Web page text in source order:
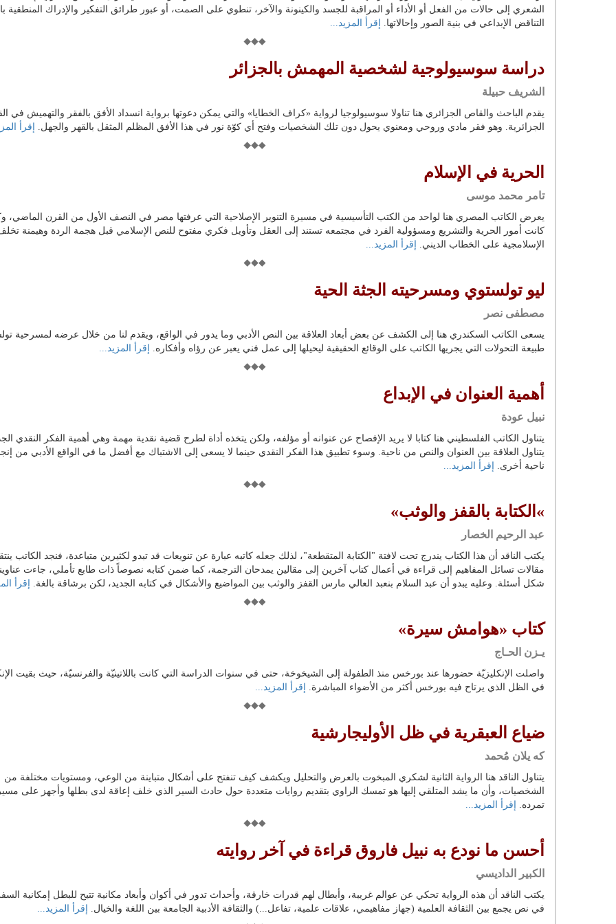
الشعري إلى حالات من الفعل أو الأداء أو المراقبة للجسد والكينونة والآخر، تنطوي على الصمت، أو عبور طرائق التفكير والإدراك المنطقية
التناقض الإبداعي في بنية الصور وإحالاتها.
إقرأ المزيد...
دراسة سوسيولوجية لشخصية المهمش بالجزائر
الشريف حبيلة
يقدم الباحث والقاص الجزائري هنا تناولا سوسيولوجيا لرواية «كراف الخطايا» والتي يمكن دعوتها برواية انسداد الأفق بالفقر والتهميش في
الجزائرية. وهو فقر مادي وروحي ومعنوي يحول دون تلك الشخصيات وفتح أي كوّة نور في هذا الأفق المظلم المثقل بالقهر والجهل.
إقرأ
الحرية في الإسلام
تامر محمد موسى
يعرض الكاتب المصري هنا لواحد من الكتب التأسيسية في مسيرة التنوير الإصلاحية التي عرفتها مصر في النصف الأول من القرن الماضي،
كانت أمور الحرية والتشريع ومسؤولية الفرد في مجتمعه تستند إلى العقل وتأويل فكري مفتوح للنص الإسلامي قبل هجمة الردة وهيمنة
الإسلامجية على الخطاب الديني.
إقرأ المزيد...
ليو تولستوي ومسرحيته الجثة الحية
مصطفى نصر
يسعى الكاتب السكندري هنا إلى الكشف عن بعض أبعاد العلاقة بين النص الأدبي وما يدور في الواقع، ويقدم لنا من خلال عرضه لمسرحية
طبيعة التحولات التي يجريها الكاتب على الوقائع الحقيقية ليحيلها إلى عمل فني يعبر عن رؤاه وأفكاره.
إقرأ المزيد...
أهمية العنوان في الإبداع
نبيل عودة
يتناول الكاتب الفلسطيني هنا كتابا لا يريد الإفصاح عن عنوانه أو مؤلفه، ولكن يتخذه أداة لطرح قضية نقدية مهمة وهي أهمية الفكر النقدي
يتناول العلاقة بين العنوان والنص من ناحية. وسوء تطبيق هذا الفكر النقدي حينما لا يسعى إلى الاشتباك مع أفضل ما في الواقع الأدبي من
ناحية أخرى.
إقرأ المزيد...
»الكتابة بالقفز والوثب»
عبد الرحيم الخصار
يكتب الناقد أن هذا الكتاب يندرج تحت لافتة "الكتابة المتقطعة"، لذلك جعله كاتبه عبارة عن تنويعات قد تبدو لكثيرين متباعدة، فنجد الكاتب
مقالات تسائل المفاهيم إلى قراءة في أعمال كتاب آخرين إلى مقالين يمدحان الترجمة، كما ضمن كتابه نصوصاً ذات طابع تأملي، جاءت
شكل أسئلة. وعليه يبدو أن عبد السلام بنعبد العالي مارس القفز والوثب بين المواضيع والأشكال في كتابه الجديد، لكن برشاقة بالغة.
إقرأ
كتاب «هوامش سيرة»
يـزن الحـاج
واصلت الإنكليزيّة حضورها عند بورخس منذ الطفولة إلى الشيخوخة، حتى في سنوات الدراسة التي كانت باللاتينيّة والفرنسيّة، حيث بقيت
في الظل الذي يرتاح فيه بورخس أكثر من الأضواء المباشرة.
إقرأ المزيد...
ضياع العبقرية في ظل الأوليجارشية
كه يلان مُحمد
يتناول الناقد هنا الرواية الثانية لشكري المبخوت بالعرض والتحليل ويكشف كيف تنفتح على أشكال متباينة من الوعي، ومستويات مختلفة من
الشخصيات، وأن ما يشد المتلقي إليها هو تمسك الراوي بتقديم روايات متعددة حول حادث السير الذي خلف إعاقة لدى بطلها وأجهز على
تمرده.
إقرأ المزيد...
أحسن ما نودع به نبيل فاروق قراءة في آخر روايته
الكبير الداديسي
يكتب الناقد أن هذه الرواية تحكي عن عوالم غريبة، وأبطال لهم قدرات خارقة، وأحداث تدور في أكوان وأبعاد مكانية تتيح للبطل إمكانية السفر
في نص يجمع بين الثقافة العلمية (جهاز مفاهيمي، علاقات علمية، تفاعل...) والثقافة الأدبية الجامعة بين اللغة والخيال.
إقرأ المزيد...